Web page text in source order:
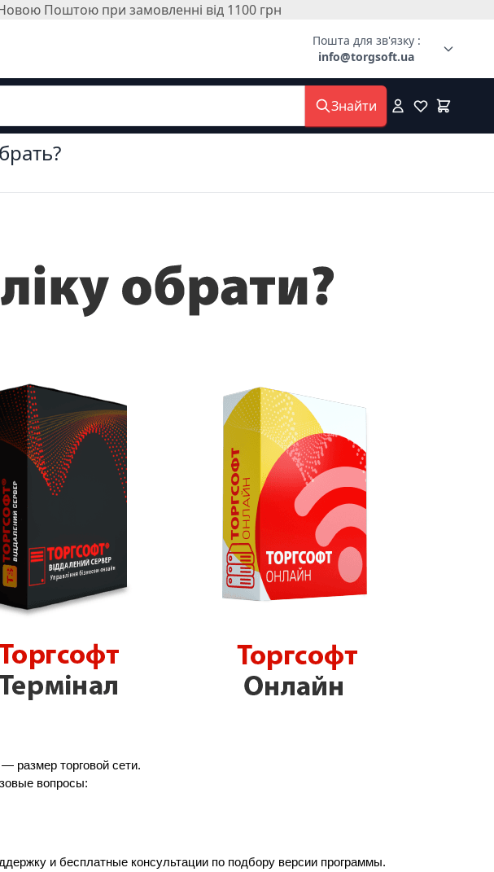
Поштою при замовленні від 1100 грн
Пошта для зв'язку :
info@torgsoft.ua
Знайти
размер торговой сети.
вопросы:
и бесплатные консультации по подбору версии программы.